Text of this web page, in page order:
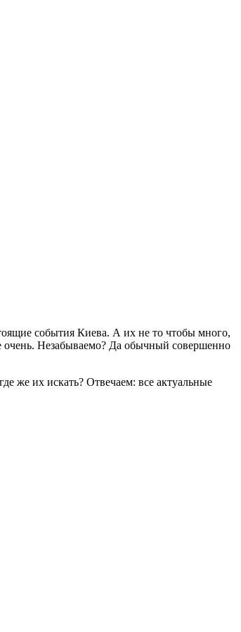
события Киева. А их не то чтобы много,
очень. Незабываемо? Да обычный совершенно
же их искать? Отвечаем: все актуальные